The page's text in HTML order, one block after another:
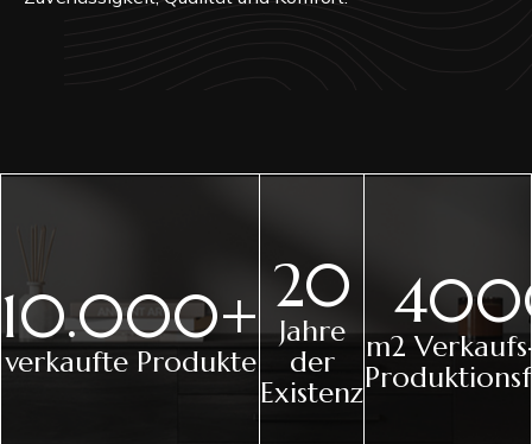
10.000+
verkaufte Produkte
20
Jahre
der
Existenz
m2